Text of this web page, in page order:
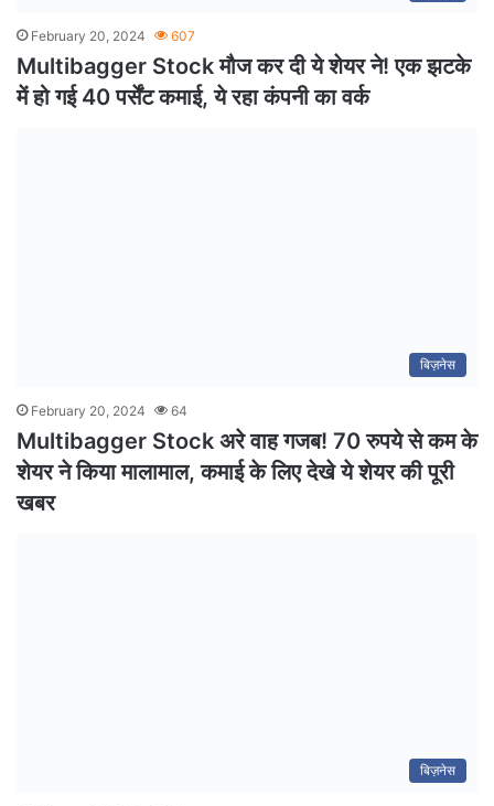
February 20, 2024 607
Multibagger Stock मौज कर दी ये शेयर ने! एक झटके
में हो गई 40 पर्सेंट कमाई, ये रहा कंपनी का वर्क
बिज़नेस
February 20, 2024 64
Multibagger Stock अरे वाह गजब! 70 रुपये से कम के
शेयर ने किया मालामाल, कमाई के लिए देखे ये शेयर की पूरी
खबर
बिज़नेस